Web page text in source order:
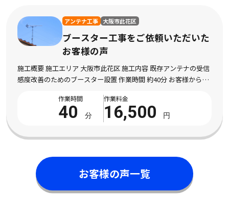
アンテナ工事 大阪市此花区
ブースター工事をご依頼いただいた
お客様の声
施工概要 施工エリア 大阪市此花区 施工内容 既存アンテナの受信
感度改善のためのブースター設置 作業時間 約40分 お客様からの
いるチャンネルは映像が止まったり […]
作業時間
40 分
作業料金
16,500 円
お客様の声一覧